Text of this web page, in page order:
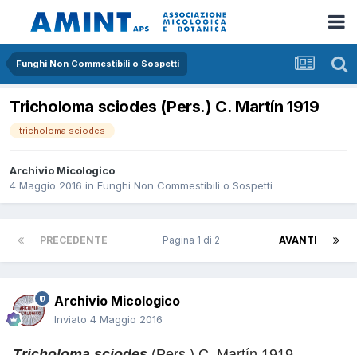
Funghi Non Commestibili o Sospetti
Tricholoma sciodes (Pers.) C. Martín 1919
tricholoma sciodes
Archivio Micologico
4 Maggio 2016 in Funghi Non Commestibili o Sospetti
PRECEDENTE AVANTI
Pagina 1 di 2
Archivio Micologico
Inviato 4 Maggio 2016